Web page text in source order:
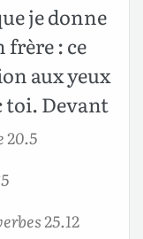
je donne
frère : ce
aux yeux
toi. Devant
20.5
25.12